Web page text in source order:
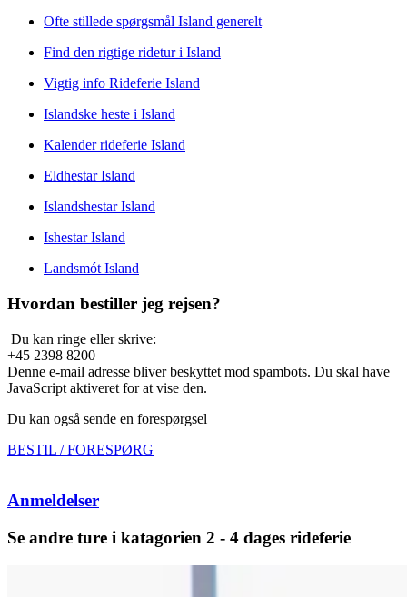
Ofte stillede spørgsmål Island generelt
Find den rigtige ridetur i Island
Vigtig info Rideferie Island
Islandske heste i Island
Kalender rideferie Island
Eldhestar Island
Islandshestar Island
Ishestar Island
Landsmót Island
Hvordan bestiller jeg rejsen?
Du kan ringe eller skrive:
+45 2398 8200
Denne e-mail adresse bliver beskyttet mod spambots. Du skal have
JavaScript aktiveret for at vise den.
Du kan også sende en forespørgsel
BESTIL / FORESPØRG
Anmeldelser
Se andre ture i katagorien 2 - 4 dages rideferie